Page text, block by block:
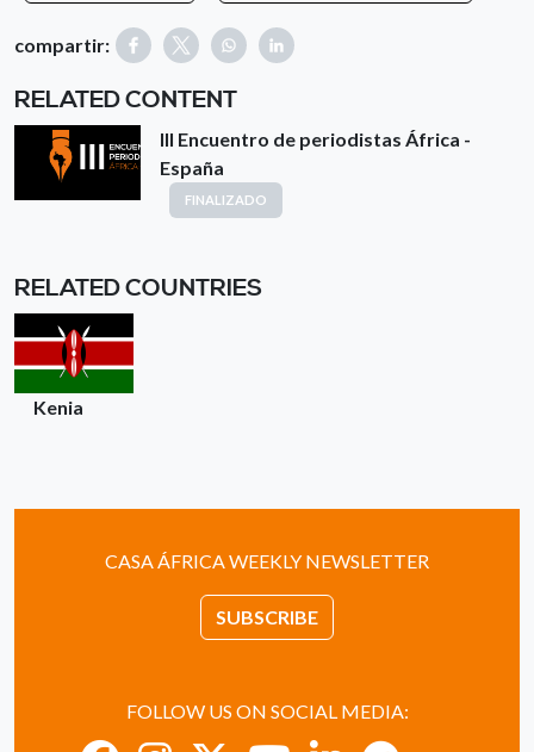
compartir:
RELATED CONTENT
III Encuentro de periodistas África -
España
FINALIZADO
RELATED COUNTRIES
Kenia
CASA ÁFRICA WEEKLY NEWSLETTER
SUBSCRIBE
FOLLOW US ON SOCIAL MEDIA: